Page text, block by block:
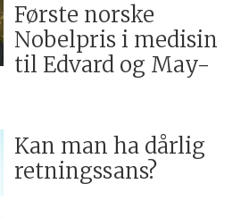
Første norske
Nobelpris i medisin
til Edvard og May-
Kan man ha dårlig
retningssans?